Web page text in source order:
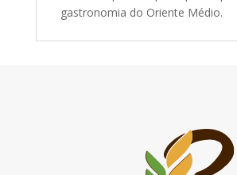
gastronomia do Oriente Médio.